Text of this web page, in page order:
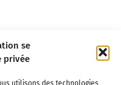
se
privée
utilisons des technologies